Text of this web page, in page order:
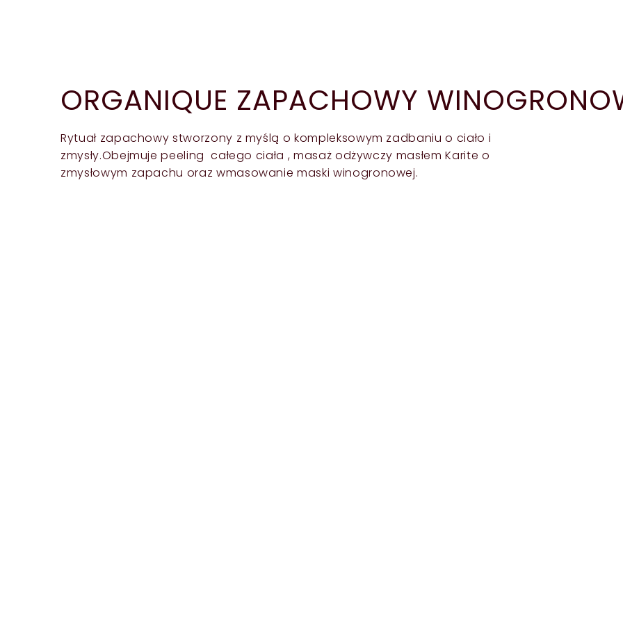
ORGANIQUE ZAPACHOWY
Rytuał zapachowy stworzony z myślą o kompleksowym zadbaniu o ciało i
zmysły.Obejmuje peeling całego ciała , masaż odżywczy masłem Karite o
zmysłowym zapachu oraz wmasowanie maski winogronowej.